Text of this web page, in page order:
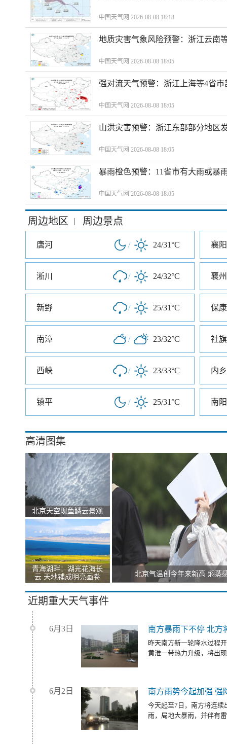
中国天气网 2026-08-08 18:18
地质灾害气象风险预警：浙江云南
中国天气网 2026-08-08 18:05
强对流天气预警：浙江上海等4省
中国天气网 2026-08-08 18:05
山洪灾害预警：浙江东部部分地区
中国天气网 2026-08-08 18:05
暴雨橙色预警：11省市有大雨或暴
中国天气网 2026-08-08 18:05
周边地区 | 周边景点
唐河 / 24/31°C 襄阳
淅川 / 24/32°C 襄州
新野 / 25/31°C 保康
南漳 / 23/32°C 社旗
西峡 / 23/33°C 内乡
镇平 / 25/31°C 南阳
高清图集
北京天空现鱼鳞云景观
青海湖畔：湖光花海长
云 天地铺成明亮画卷
北京气温创今年来新高 焖蒸
近期重大天气事件
6月3日 南方暴雨下不停 北方
昨天南方新一轮降水过程
黄淮一带热力升级，将出
6月2日 南方雨势今起加强 强
今天起至7日，南方将连续
雨，局地大暴雨，并伴有